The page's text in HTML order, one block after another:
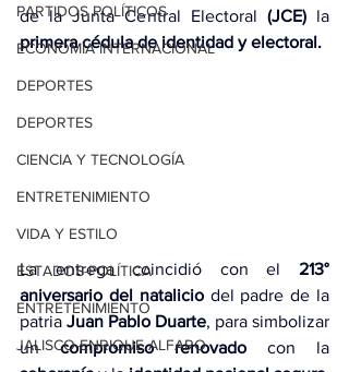
PARTIDOS POLÍTICOS
ECONOMÍA INTERNACIONAL
DEPORTES
DEPORTES
CIENCIA Y TECNOLOGÍA
ENTRETENIMIENTO
VIDA Y ESTILO
ESTADOS-POLÍTICA
ENTRETENIMIENTO
JALISCO-ENRIQUE ALFARO
de la Junta Central Electoral (JCE)
primera cédula de identidad y electoral.
La entrega coincidió con el 213°
aniversario del natalicio del padre de la
patria Juan Pablo Duarte, para simbolizar
un compromiso renovado